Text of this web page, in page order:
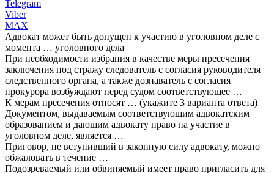
Telegram
Viber
MAX
Адвокат может быть допущен к участию в уголовном деле с
момента … уголовного дела
При необходимости избрания в качестве меры пресечения
заключения под стражу следователь с согласия руководителя
следственного органа, а также дознаватель с согласия
прокурора возбуждают перед судом соответствующее …
К мерам пресечения относят … (укажите 3 варианта ответа)
Документом, выдаваемым соответствующим адвокатским
образованием и дающим адвокату право на участие в
уголовном деле, является …
Приговор, не вступивший в законную силу адвокату, можно
обжаловать в течение …
Подозреваемый или обвиняемый имеет право пригласить для